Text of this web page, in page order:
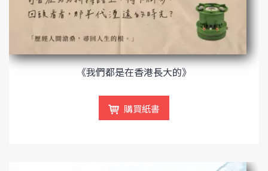
《我們都是在香港長大的》
購買紙書